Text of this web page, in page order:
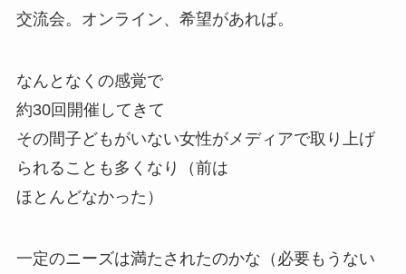
交流会。オンライン、希望があれば。
なんとなくの感覚で
約30回開催してきて
その間子どもがいない女性がメディアで取り上げ
られることも多くなり（前は
ほとんどなかった）
一定のニーズは満たされたのかな（必要もうない